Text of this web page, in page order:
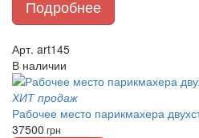
Подробнее
Арт. art145
В наличии
ХИТ продаж
Рабочее место парикмахера
37500 грн